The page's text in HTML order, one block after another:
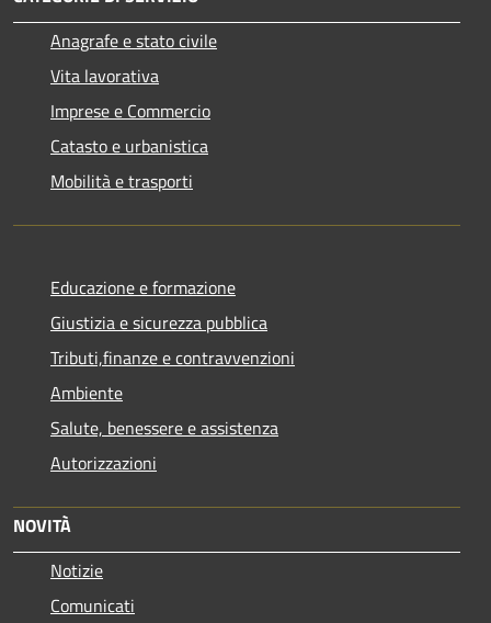
Anagrafe e stato civile
Vita lavorativa
Imprese e Commercio
Catasto e urbanistica
Mobilità e trasporti
Educazione e formazione
Giustizia e sicurezza pubblica
Tributi,finanze e contravvenzioni
Ambiente
Salute, benessere e assistenza
Autorizzazioni
NOVITÀ
Notizie
Comunicati